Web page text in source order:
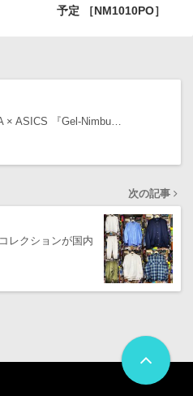
予定 ［NM1010PO］
× ASICS 『Gel-Nimbu…
次の記事
レクションが国内